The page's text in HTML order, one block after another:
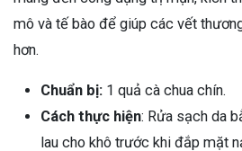
mô và tế bào để giúp các vết
hơn.
Chuẩn bị: 1 quả cà chua chín.
Cách thực hiện: Rửa sạch da
lau cho khô trước khi đắp mặt